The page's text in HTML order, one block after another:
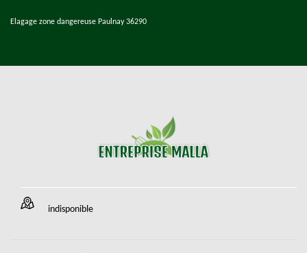
Elagage zone dangereuse Paulnay 36290
indisponible